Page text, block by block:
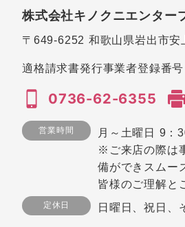
株式会社キノクニエンター
〒649-6252 和歌山県岩出市安
適格請求書発行事業者登録番
0736-62-6355
営業時間
月～土曜日 9：
※ご来店の際は
備ができスムー
皆様のご理解と
定休日 日曜日、祝日、